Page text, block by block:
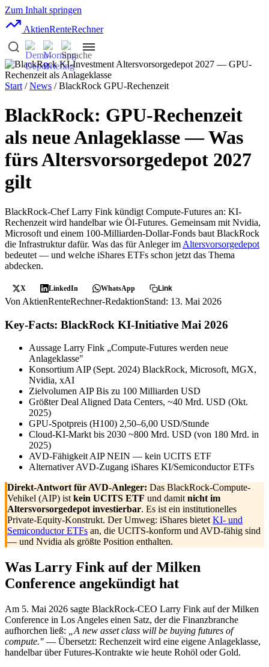
Zum Inhalt springen
AktienRenteRechner
Start /News / BlackRock GPU-Rechenzeit
BlackRock: GPU-Rechenzeit
als neue Anlageklasse — Was
fürs Altersvorsorgedepot 2027
gilt
BlackRock-Chef Larry Fink kündigt Compute-Futures an: KI-
Rechenzeit wird handelbar wie Öl-Futures. Gemeinsam mit Nvidia,
Microsoft und einem 100-Milliarden-Dollar-Fonds baut BlackRock
die Infrastruktur dafür. Was das für Anleger im Altersvorsorgedepot
bedeutet — und welche iShares ETFs schon jetzt das Thema
abdecken.
X LinkedIn WhatsApp Link
Von AktienRenteRechner-RedaktionStand: 13. Mai 2026
Key-Facts: BlackRock KI-Initiative Mai 2026
Aussage Larry Fink „Compute-Futures werden neue
Anlageklasse"
Konsortium AIP (Sept. 2024) BlackRock, Microsoft, MGX,
Nvidia, xAI
Zielvolumen AIPBis zu 100 Milliarden USD
Größter Deal Aligned Data Centers, ~40 Mrd. USD (Okt.
2025)
GPU-Spotpreis (H100) 2,50–6,00 USD/Stunde
Cloud-KI-Markt bis 2030 ~800 Mrd. USD (von 180 Mrd. in
2025)
AVD-Fähigkeit AIPNEIN — kein UCITS ETF
Alternativer AVD-Zugang iShares KI/Semiconductor ETFs
Direkt-Antwort für AVD-Anleger: Das BlackRock-Compute-
Vehikel (AIP) ist kein UCITS ETF und damit nicht im
Altersvorsorgedepot investierbar. Es ist ein institutionelles
Private-Equity-Konstrukt. Der Umweg: iShares bietet KI- und
Semiconductor ETFs an, die UCITS-konform und AVD-fähig sind
— und Nvidia als größte Position enthalten.
Was Larry Fink auf der Milken
Conference angekündigt hat
Am 5. Mai 2026 sagte BlackRock-CEO Larry Fink auf der Milken
Conference in Los Angeles einen Satz, der die Finanzbranche
aufhorchen ließ:
„A new asset class will be buying futures of
compute." — Übersetzt: Rechenzeit wird eine eigene Anlageklasse,
handelbar über Futures-Kontrakte wie heute Rohöl oder Gold.